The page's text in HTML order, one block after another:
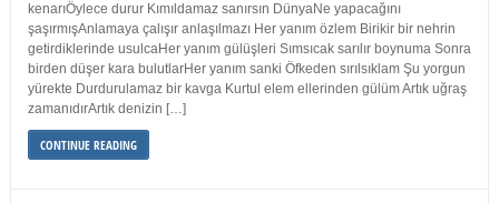
kenarıÖylece durur Kımıldamaz sanırsın DünyaNe yapacağını
şaşırmışAnlamaya çalışır anlaşılmazı Her yanım özlem Birikir bir nehrin
getirdiklerinde usulcaHer yanım gülüşleri Sımsıcak sarılır boynuma Sonra
birden düşer kara bulutlarHer yanım sanki Öfkeden sırılsıklam Şu yorgun
yürekte Durdurulamaz bir kavga Kurtul elem ellerinden gülüm Artık uğraş
zamanıdırArtık denizin […]
CONTINUE READING